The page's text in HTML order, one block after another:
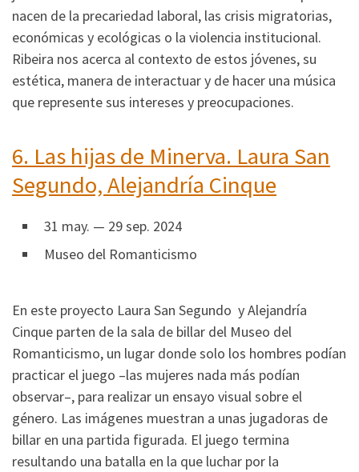
nacen de la precariedad laboral, las crisis migratorias,
económicas y ecológicas o la violencia institucional.
Ribeira nos acerca al contexto de estos jóvenes, su
estética, manera de interactuar y de hacer una música
que represente sus intereses y preocupaciones.
6. Las hijas de Minerva. Laura San
Segundo, Alejandría Cinque
31 may. — 29 sep. 2024
Museo del Romanticismo
En este proyecto Laura San Segundo y Alejandría
Cinque parten de la sala de billar del Museo del
Romanticismo, un lugar donde solo los hombres podían
practicar el juego –las mujeres nada más podían
observar–, para realizar un ensayo visual sobre el
género. Las imágenes muestran a unas jugadoras de
billar en una partida figurada. El juego termina
resultando una batalla en la que luchar por la